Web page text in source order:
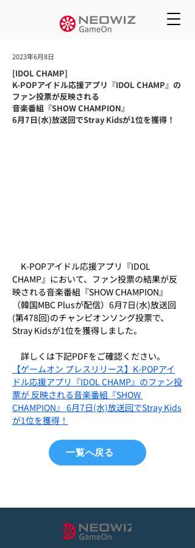
2023年6月8日
[IDOL CHAMP]
K-POPアイドル応援アプリ『IDOL CHAMP』の
ファン投票が反映される
音楽番組『SHOW CHAMPION』
6月7日(水)放送回でStray Kidsが1位を獲得！
K-POPアイドル応援アプリ『IDOL
CHAMP』において、ファン投票の結果が反
映される音楽番組『SHOW CHAMPION』
（韓国MBC Plusが配信）6月7日(水)放送回
(第478回)のチャンピオンソング投票で、
Stray Kidsが1位を獲得しました。
詳しくは下記PDFをご確認ください。
【ゲームオン プレスリリース】K-POPアイ
ドル応援アプリ『IDOL CHAMP』のファン投
票が 反映される音楽番組『SHOW
CHAMPION』 6月7日(水)放送回でStray Kids
が1位を獲得！
一覧へ戻る